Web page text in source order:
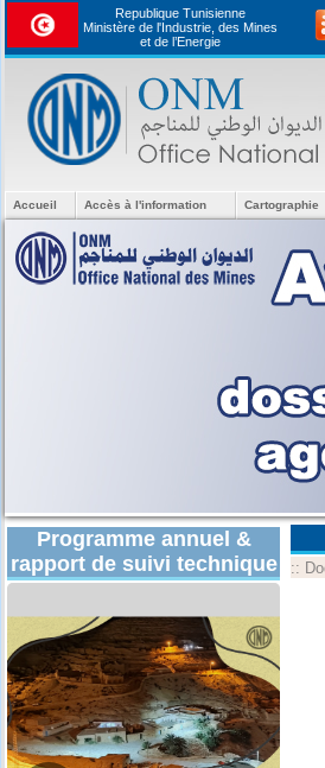
Republique Tunisienne
Ministère de l'Industrie, des Mines
et de l’Energie
Accueil Accès à l'information Cartographie
Programme annuel &
rapport de suivi technique
::